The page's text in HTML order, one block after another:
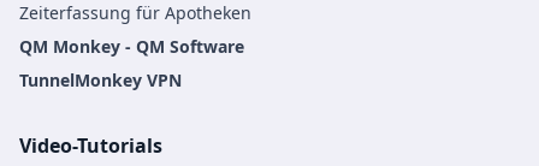
Zeiterfassung für Apotheken
QM Monkey - QM Software
TunnelMonkey VPN
Video-Tutorials